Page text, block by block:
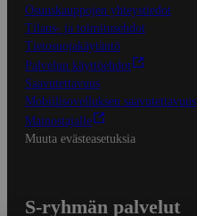
Osuuskauppojen yhteystiedot
Tilaus- ja toimitusehdot
Tietosuojakäytäntö
Palvelun käyttöehdot
Saavutettavuus
Mobiilisovelluksen saavutettavuus
Mainostajalle
Muuta evästeasetuksia
S-ryhmän palvelut